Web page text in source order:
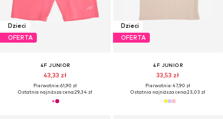
Dzieci
OFERTA
4F JUNIOR
43,33 zł
Pierwotnie: 61,90 zł
Ostatnia najniższa cena:29,34 zł
Dzieci
OFERTA
4F JUNIOR
33,53 zł
Pierwotnie: 47,90 zł
Ostatnia najniższa cena:23,03 zł